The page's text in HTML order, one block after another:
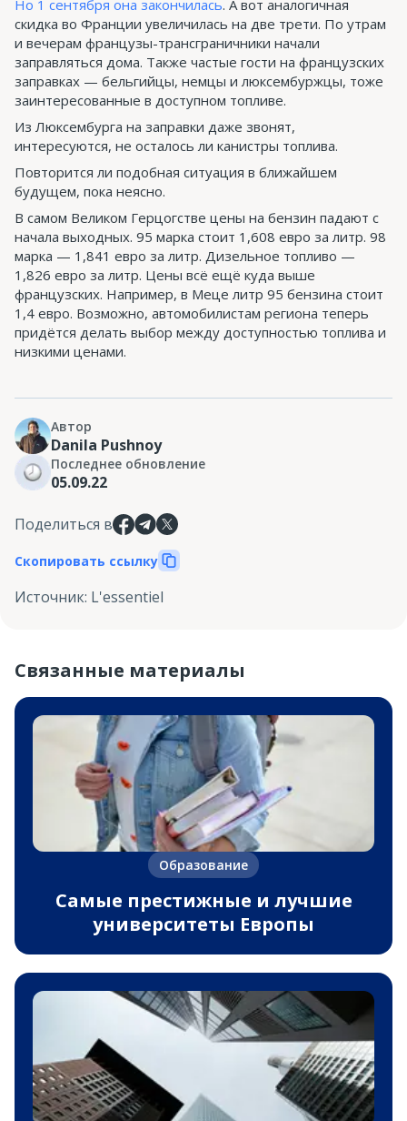
Но 1 сентября она закончилась. А вот аналогичная
скидка во Франции увеличилась на две трети. По утрам
и вечерам французы-трансграничники начали
заправляться дома. Также частые гости на французских
заправках — бельгийцы, немцы и люксембуржцы, тоже
заинтересованные в доступном топливе.
Из Люксембурга на заправки даже звонят,
интересуются, не осталось ли канистры топлива.
Повторится ли подобная ситуация в ближайшем
будущем, пока неясно.
В самом Великом Герцогстве цены на бензин падают с
начала выходных. 95 марка стоит 1,608 евро за литр. 98
марка — 1,841 евро за литр. Дизельное топливо —
1,826 евро за литр. Цены всё ещё куда выше
французских. Например, в Меце литр 95 бензина стоит
1,4 евро. Возможно, автомобилистам региона теперь
придётся делать выбор между доступностью топлива и
низкими ценами.
Автор
Danila Pushnoy
Последнее обновление
05.09.22
Поделиться в
Скопировать ссылку
Источник: L'essentiel
Связанные материалы
Образование
Самые престижные и лучшие
университеты Европы